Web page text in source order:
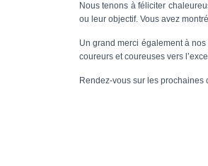
Nous tenons à féliciter
ou leur objectif. Vous avez
Un grand merci également à
coureurs et coureuses vers
Rendez-vous sur les